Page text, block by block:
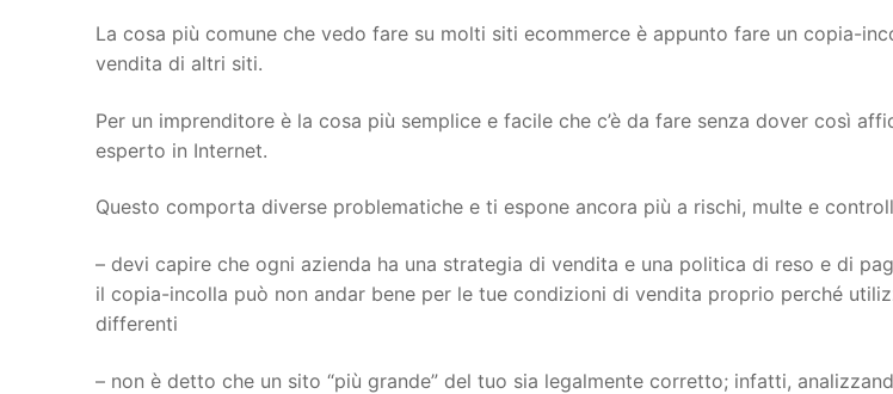
La cosa più comune che vedo fare su molti siti ecommerce è appunto fare un copia-
vendita di altri siti.
Per un imprenditore è la cosa più semplice e facile che c’è da fare senza dover così
esperto in Internet.
Questo comporta diverse problematiche e ti espone ancora più a rischi, multe e
– devi capire che ogni azienda ha una strategia di vendita e una politica di reso e di
il copia-incolla può non andar bene per le tue condizioni di vendita proprio perché
differenti
– non è detto che un sito “più grande” del tuo sia legalmente corretto; infatti,